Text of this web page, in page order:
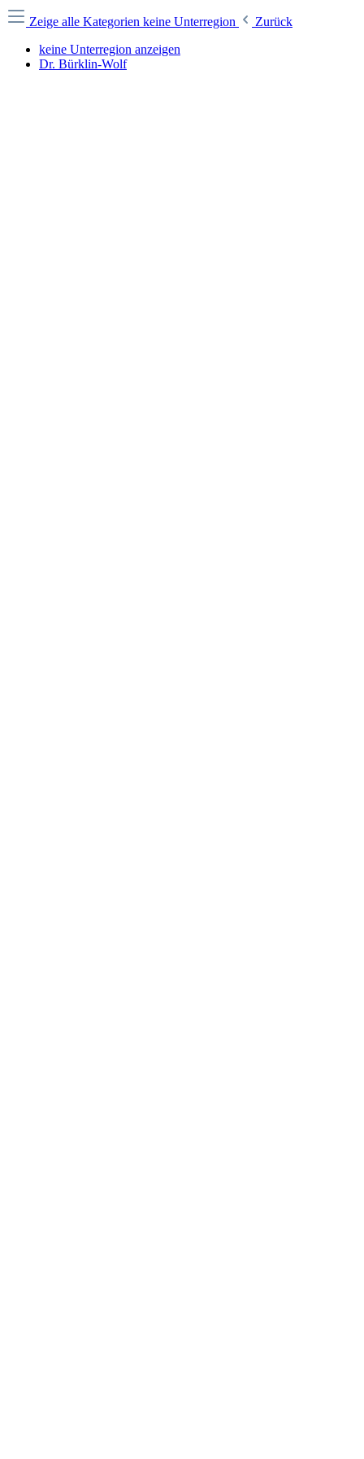
Zeige alle Kategorien keine Unterregion
Zurück
keine Unterregion anzeigen
Dr. Bürklin-Wolf